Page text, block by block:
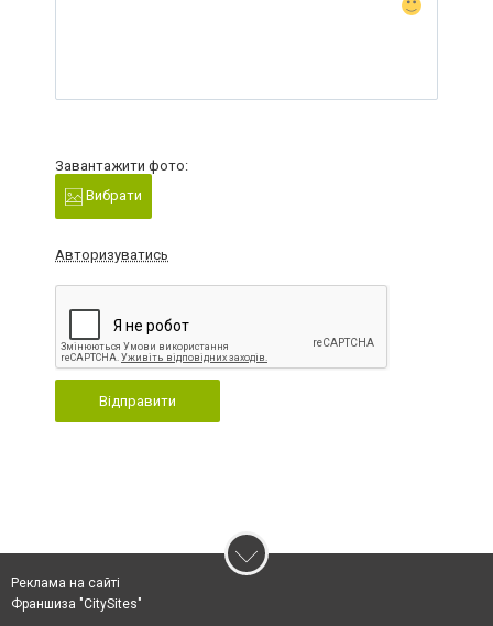
Завантажити фото:
Вибрати
Авторизуватись
Відправити
Реклама на сайті
Франшиза "CitySites"